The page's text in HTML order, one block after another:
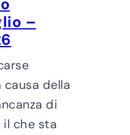
–
della
di
che sta